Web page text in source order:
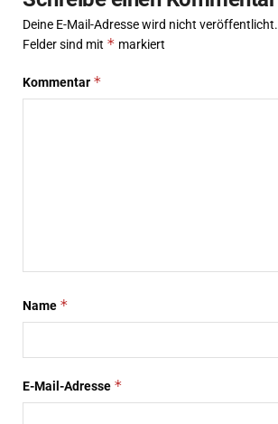
Deine E-Mail-Adresse wird nicht veröffentlicht.
Felder sind mit * markiert
Kommentar *
Name *
E-Mail-Adresse *